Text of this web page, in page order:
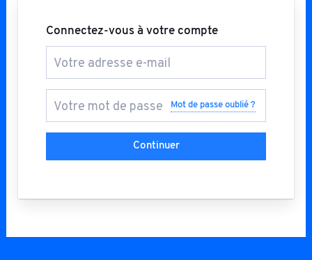
Connectez-vous à votre compte
Mot de passe oublié ?
Continuer